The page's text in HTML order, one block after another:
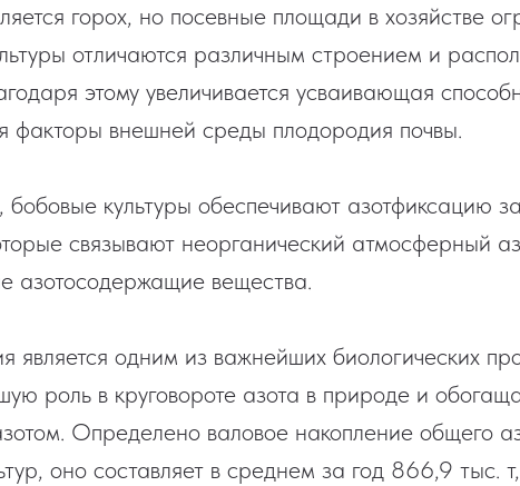
горох, но посевные площади в хозяйстве
отличаются различным строением и
этому увеличивается усваивающая
факторы внешней среды плодородия почвы.
бобовые культуры обеспечивают азотфиксацию
связывают неорганический атмосферный
азотосодержащие вещества.
является одним из важнейших биологических
роль в круговороте азота в природе и
Определено валовое накопление общего
оно составляет в среднем за год 866,9 тыс.